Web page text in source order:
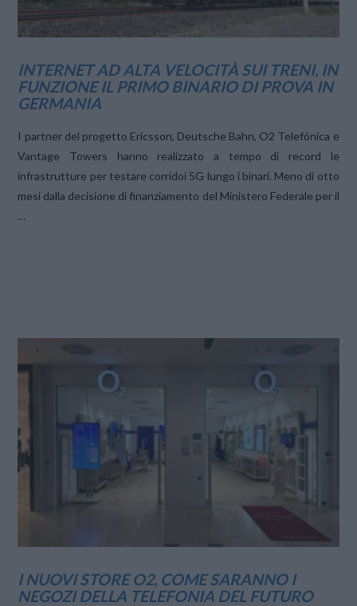
VIEW POST
INTERNET AD ALTA VELOCITÀ SUI TRENI, IN
FUNZIONE IL PRIMO BINARIO DI PROVA IN
GERMANIA
I partner del progetto Ericsson, Deutsche Bahn, O2 Telefónica e
Vantage Towers hanno realizzato a tempo di record le
infrastrutture per testare corridoi 5G lungo i binari. Meno di otto
mesi dalla decisione di finanziamento del Ministero Federale per il
…
I NUOVI STORE O2, COME SARANNO I
NEGOZI DELLA TELEFONIA DEL FUTURO